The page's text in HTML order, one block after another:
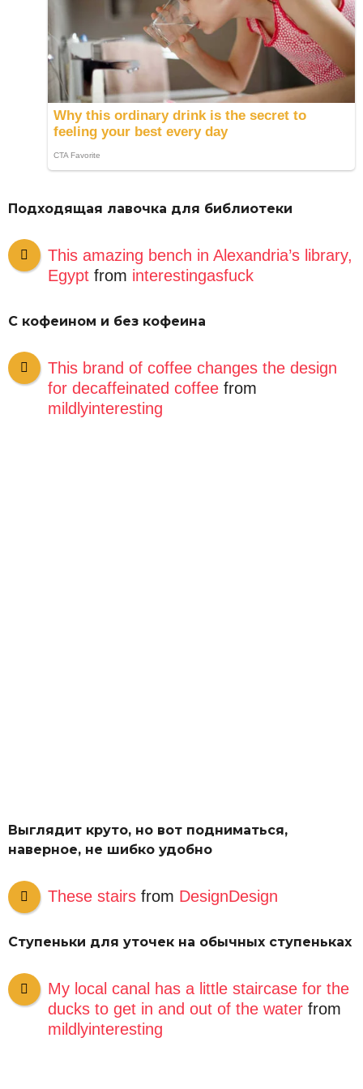
Подходящая лавочка для библиотеки
This amazing bench in Alexandria’s library,
Egyptfrom interestingasfuck
С кофеином и без кофеина
This brand of coffee changes the design
for decaffeinated coffeefrom
mildlyinteresting
Выглядит круто, но вот подниматься,
наверное, не шибко удобно
These stairsfrom DesignDesign
Ступеньки для уточек на обычных ступеньках
My local canal has a little staircase for the
ducks to get in and out of the waterfrom
mildlyinteresting